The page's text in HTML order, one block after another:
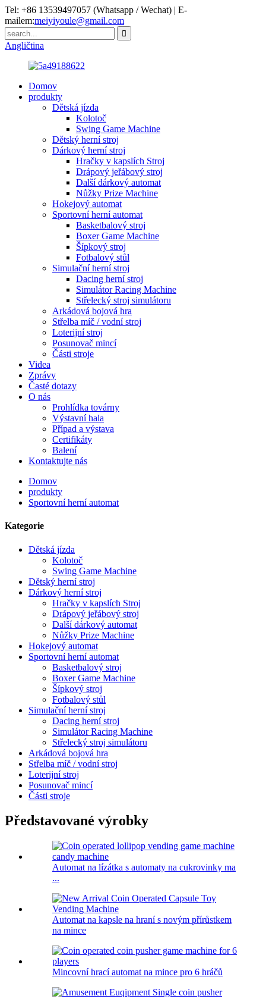
Tel: +86 13539497057 (Whatsapp / Wechat) | E-
mailem:meiyiyoule@gmail.com
Angličtina
Domov
produkty
Dětská jízda
Kolotoč
Swing Game Machine
Dětský herní stroj
Dárkový herní stroj
Hračky v kapslích Stroj
Drápový jeřábový stroj
Další dárkový automat
Nůžky Prize Machine
Hokejový automat
Sportovní herní automat
Basketbalový stroj
Boxer Game Machine
Šípkový stroj
Fotbalový stůl
Simulační herní stroj
Dacing herní stroj
Simulátor Racing Machine
Střelecký stroj simulátoru
Arkádová bojová hra
Střelba míč / vodní stroj
Loterijní stroj
Posunovač mincí
Části stroje
Videa
Zprávy
Časté dotazy
O nás
Prohlídka továrny
Výstavní hala
Případ a výstava
Certifikáty
Balení
Kontaktujte nás
Domov
produkty
Sportovní herní automat
Kategorie
Dětská jízda
Kolotoč
Swing Game Machine
Dětský herní stroj
Dárkový herní stroj
Hračky v kapslích Stroj
Drápový jeřábový stroj
Další dárkový automat
Nůžky Prize Machine
Hokejový automat
Sportovní herní automat
Basketbalový stroj
Boxer Game Machine
Šípkový stroj
Fotbalový stůl
Simulační herní stroj
Dacing herní stroj
Simulátor Racing Machine
Střelecký stroj simulátoru
Arkádová bojová hra
Střelba míč / vodní stroj
Loterijní stroj
Posunovač mincí
Části stroje
Představované výrobky
Automat na lízátka s automaty na cukrovinky ma
...
Automat na kapsle na hraní s novým přírůstkem
na mince
Mincovní hrací automat na mince pro 6 hráčů